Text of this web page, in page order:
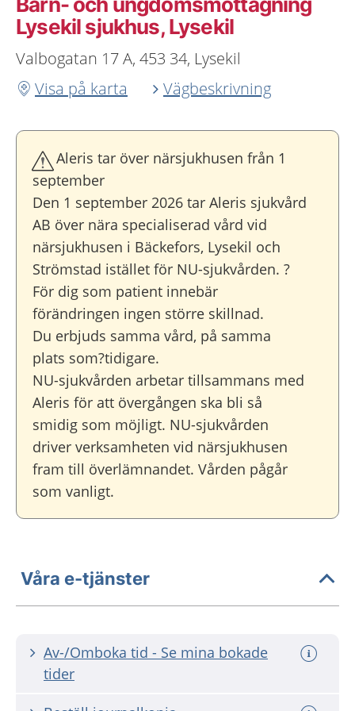
Lysekil sjukhus, Lysekil
Valbogatan 17 A, 453 34, Lysekil
Visa på karta
Vägbeskrivning
Aleris tar över närsjukhusen från 1
september
Den 1 september 2026 tar Aleris sjukvård
AB över nära specialiserad vård vid
närsjukhusen i Bäckefors, Lysekil och
Strömstad istället för NU-sjukvården. ?
För dig som patient innebär
förändringen ingen större skillnad.
Du erbjuds samma vård, på samma
plats som?tidigare.
NU-sjukvården arbetar tillsammans med
Aleris för att övergången ska bli så
smidig som möjligt. NU-sjukvården
driver verksamheten vid närsjukhusen
fram till överlämnandet. Vården pågår
som vanligt.
Våra e-tjänster
Av-/Omboka tid - Se mina bokade
tider